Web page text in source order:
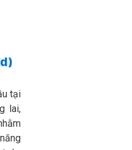
tại
lai,